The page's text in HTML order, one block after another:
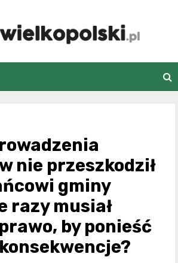
nie przeszkodził
gminy
razy musiał
by ponieść